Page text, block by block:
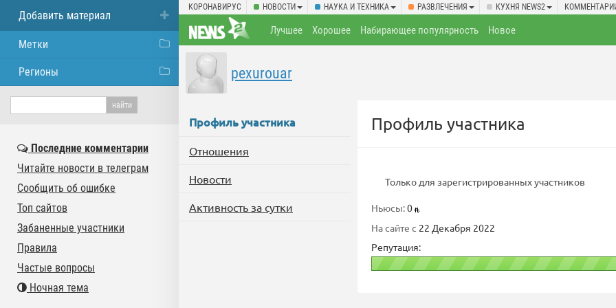
КОРОНАВИРУС НОВОСТИ НАУКА И ТЕХНИКА РАЗВЛЕЧЕНИЯ КУХНЯ NEWS2
Лучшее Хорошее Набирающее популярность Новое
pexurouar
Профиль участника
Отношения
Новости
Активность за сутки
Профиль участника
Только для зарегистрированных участников
Ньюсы:0
На сайте с 22 Декабря 2022
Репутация:
Добавить материал
Метки
Регионы
Последние комментарии
Читайте новости в телеграм
Сообщить об ошибке
Топ сайтов
Забаненные участники
Правила
Частые вопросы
Ночная тема